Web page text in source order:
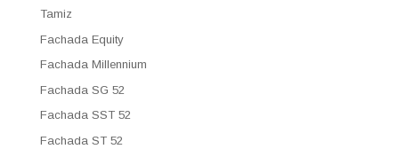
Tamiz
Fachada Equity
Fachada Millennium
Fachada SG 52
Fachada SST 52
Fachada ST 52